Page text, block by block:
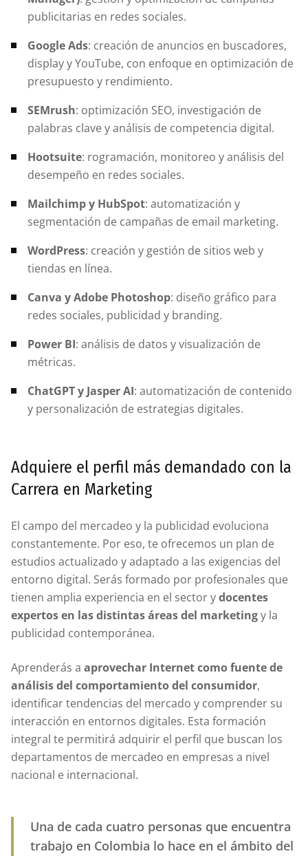
publicitarias en redes sociales.
Google Ads: creación de anuncios en buscadores,
display y YouTube, con enfoque en optimización de
presupuesto y rendimiento.
SEMrush: optimización SEO, investigación de
palabras clave y análisis de competencia digital.
Hootsuite: rogramación, monitoreo y análisis del
desempeño en redes sociales.
Mailchimp y HubSpot: automatización y
segmentación de campañas de email marketing.
WordPress: creación y gestión de sitios web y
tiendas en línea.
Canva y Adobe Photoshop: diseño gráfico para
redes sociales, publicidad y branding.
Power BI: análisis de datos y visualización de
métricas.
ChatGPT y Jasper AI: automatización de contenido
y personalización de estrategias digitales.
Adquiere el perfil más demandado con la
Carrera en Marketing
El campo del mercadeo y la publicidad evoluciona
constantemente. Por eso, te ofrecemos un plan de
estudios actualizado y adaptado a las exigencias del
entorno digital. Serás formado por profesionales que
tienen amplia experiencia en el sector ydocentes
expertos en las distintas áreas del marketingy la
publicidad contemporánea.
Aprenderás a aprovechar Internet como fuente de
análisis del comportamiento del consumidor,
identificar tendencias del mercado y comprender su
interacción en entornos digitales. Esta formación
integral te permitirá adquirir el perfil que buscan los
departamentos de mercadeo en empresas a nivel
nacional e internacional.
Una de cada cuatro personas que encuentra
trabajo en Colombia lo hace en el ámbito del